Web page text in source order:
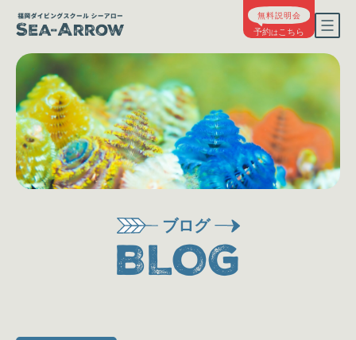
ブログ
BLOG